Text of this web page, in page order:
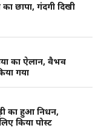
का छापा, गंदगी दिखी
का ऐलान, वैभव
गया
का हुआ निधन,
किया पोस्ट